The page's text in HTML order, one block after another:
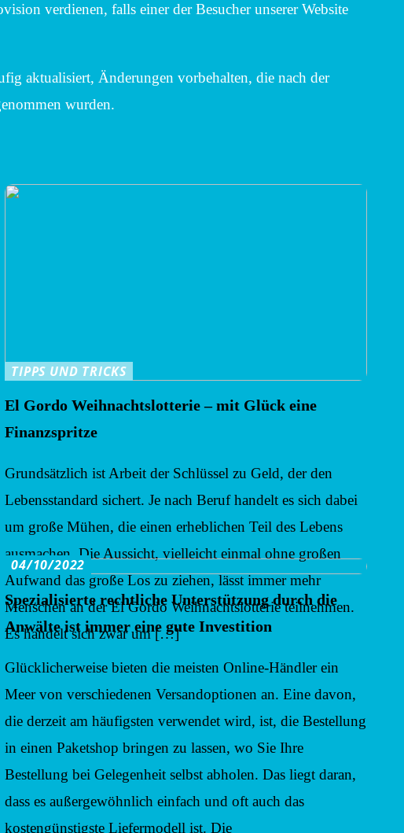
verdienen, falls einer der Besucher unserer Website
aktualisiert, Änderungen vorbehalten, die nach der
wurden.
TIPPS UND TRICKS
El Gordo Weihnachtslotterie – mit Glück eine
Finanzspritze
Grundsätzlich ist Arbeit der Schlüssel zu Geld, der den
Lebensstandard sichert. Je nach Beruf handelt es sich dabei
um große Mühen, die einen erheblichen Teil des Lebens
ausmachen. Die Aussicht, vielleicht einmal ohne großen
Aufwand das große Los zu ziehen, lässt immer mehr
Menschen an der El Gordo Weihnachtslotterie teilnehmen.
Es handelt sich zwar um […]
04/10/2022
Spezialisierte rechtliche Unterstützung durch die
Anwälte ist immer eine gute Investition
Glücklicherweise bieten die meisten Online-Händler ein
Meer von verschiedenen Versandoptionen an. Eine davon,
die derzeit am häufigsten verwendet wird, ist, die Bestellung
in einen Paketshop bringen zu lassen, wo Sie Ihre
Bestellung bei Gelegenheit selbst abholen. Das liegt daran,
dass es außergewöhnlich einfach und oft auch das
kostengünstigste Liefermodell ist. Die